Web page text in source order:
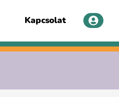
Kapcsolat